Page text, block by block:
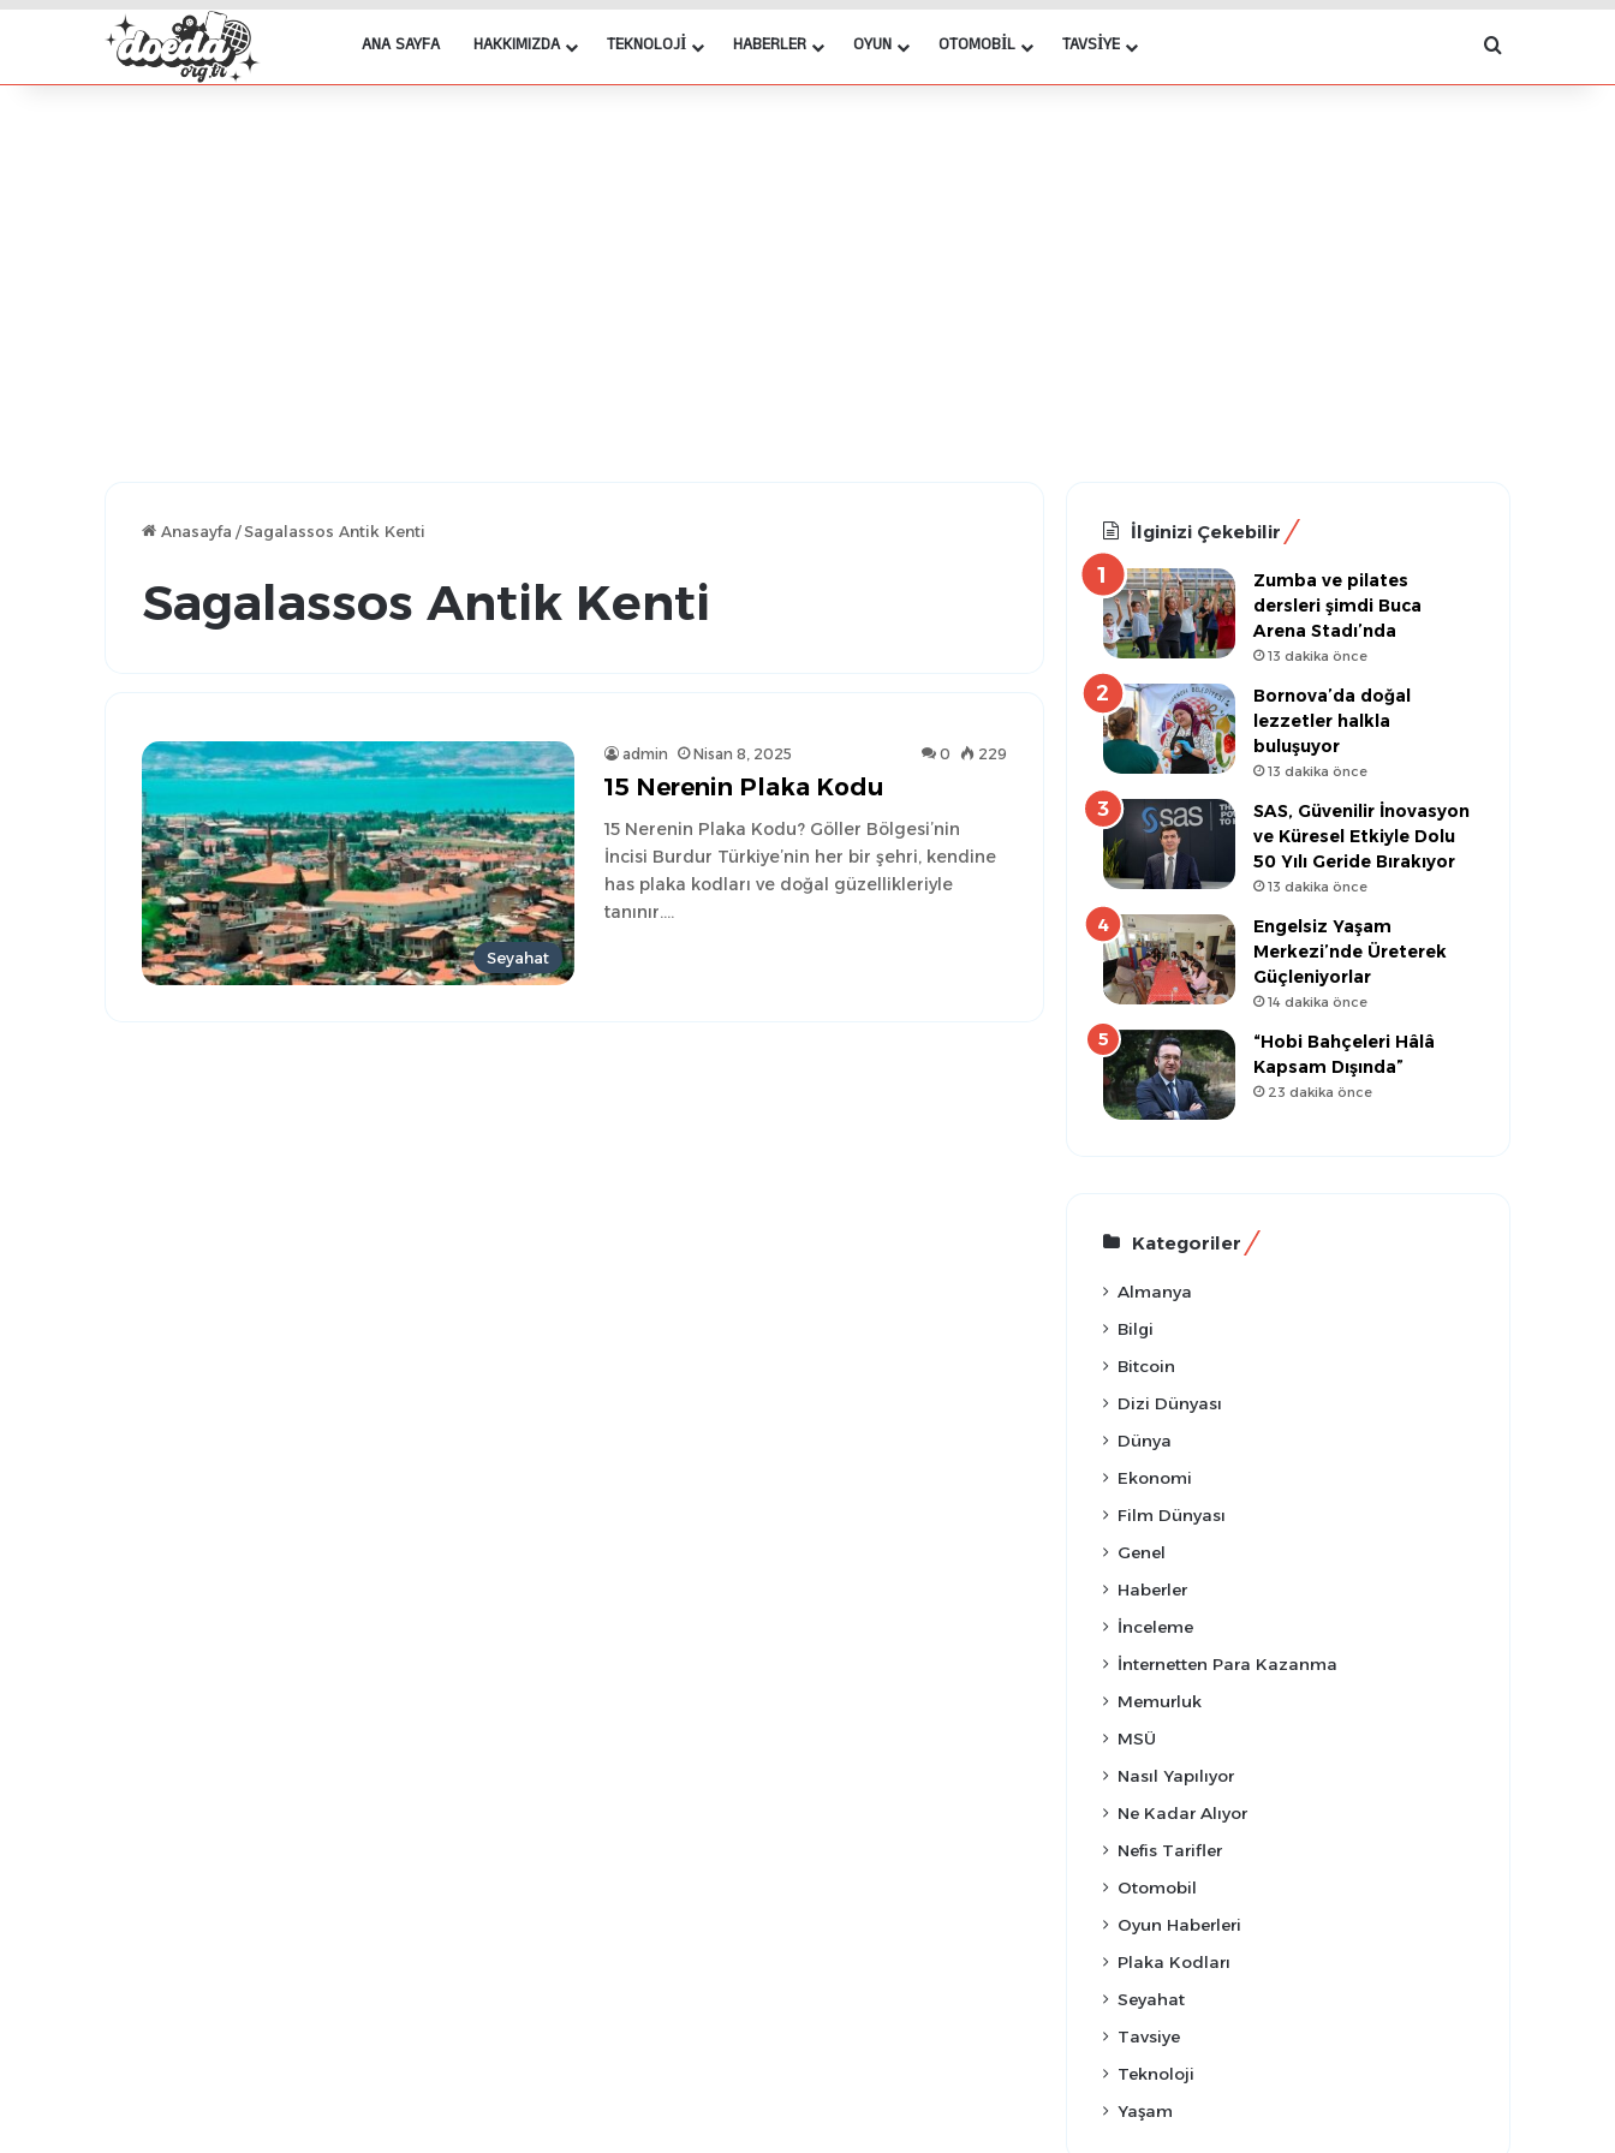
ANA SAYFA HAKKIMIZDA TEKNOLOJI HABERLER OYUN OTOMOBIL TAVSIYE Arama yap
Anasayfa /Sagalassos Antik Kenti
Sagalassos Antik Kenti
Seyahat
admin Nisan 8, 2025 0 229
15 Nerenin Plaka Kodu
15 Nerenin Plaka Kodu? Göller Bölgesi’nin
İncisi Burdur Türkiye’nin her bir şehri, kendine
has plaka kodları ve doğal güzellikleriyle
tanınır.…
İlginizi Çekebilir
Zumba ve pilates
dersleri şimdi Buca
Arena Stadı’nda
13 dakika önce
Bornova’da doğal
lezzetler halkla
buluşuyor
13 dakika önce
SAS, Güvenilir İnovasyon
ve Küresel Etkiyle Dolu
50 Yılı Geride Bırakıyor
13 dakika önce
Engelsiz Yaşam
Merkezi’nde Üreterek
Güçleniyorlar
14 dakika önce
“Hobi Bahçeleri Hâlâ
Kapsam Dışında”
23 dakika önce
Kategoriler
Almanya
Bilgi
Bitcoin
Dizi Dünyası
Dünya
Ekonomi
Film Dünyası
Genel
Haberler
İnceleme
İnternetten Para Kazanma
Memurluk
MSÜ
Nasıl Yapılıyor
Ne Kadar Alıyor
Nefis Tarifler
Otomobil
Oyun Haberleri
Plaka Kodları
Seyahat
Tavsiye
Teknoloji
Yaşam